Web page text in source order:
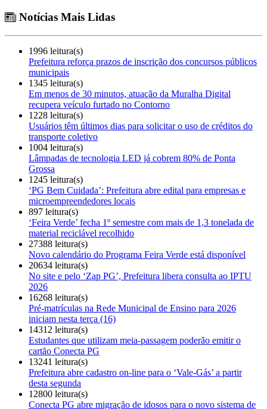
Notícias Mais Lidas
1996 leitura(s)
Prefeitura reforça prazos de inscrição dos concursos públicos
municipais
1345 leitura(s)
Em menos de 30 minutos, atuação da Muralha Digital
recupera veículo furtado no Contorno
1228 leitura(s)
Usuários têm últimos dias para solicitar o uso de créditos do
transporte coletivo
1004 leitura(s)
Lâmpadas de tecnologia LED já cobrem 80% de Ponta
Grossa
1245 leitura(s)
‘PG Bem Cuidada’: Prefeitura abre edital para empresas e
microempreendedores locais
897 leitura(s)
‘Feira Verde’ fecha 1º semestre com mais de 1,3 tonelada de
material reciclável recolhido
27388 leitura(s)
Novo calendário do Programa Feira Verde está disponível
20634 leitura(s)
No site e pelo ‘Zap PG’, Prefeitura libera consulta ao IPTU
2026
16268 leitura(s)
Pré-matrículas na Rede Municipal de Ensino para 2026
iniciam nesta terça (16)
14312 leitura(s)
Estudantes que utilizam meia-passagem poderão emitir o
cartão Conecta PG
13241 leitura(s)
Prefeitura abre cadastro on-line para o ‘Vale-Gás’ a partir
desta segunda
12800 leitura(s)
Conecta PG abre migração de idosos para o novo sistema de